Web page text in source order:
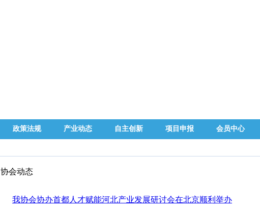
政策法规 产业动态 自主创新 项目申报 会员中心
协会动态
我协会协办首都人才赋能河北产业发展研讨会在北京顺利举办